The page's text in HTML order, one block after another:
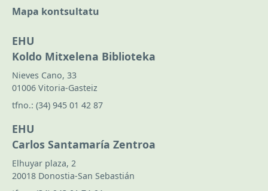
Mapa kontsultatu
EHU
Koldo Mitxelena Biblioteka
Nieves Cano, 33
01006 Vitoria-Gasteiz
tfno.: (34) 945 01 42 87
EHU
Carlos Santamaría Zentroa
Elhuyar plaza, 2
20018 Donostia-San Sebastián